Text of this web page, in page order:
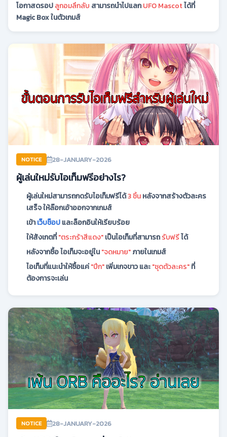
โอกาสดรอปลูกอมลึกลับ สามารถนำไปแลกUFO Mascotได้ที่
Magic Box ในตัวเกมส์
NOTICE 28-JANUARY-2026
ผู้เล่นใหม่รับไอเท็มฟรีอย่างไร?
ผู้เล่นใหม่สามารถกดรับไอเท็มฟรีได้3 ชิ้นหลังจากสร้างตัวละคร
เสร็จ ให้ล๊อกเอ้าออกจากเกมส์
เข้าเว็บช็อปและล็อกอินให้เรียบร้อย
ให้สังเกตที่"ตระกร้าสีแดง"เป็นไอเท็มที่สามารถรับฟรีได้
หลังจากซื้อ ไอเท็มจะอยู่ใน"จดหมาย"ภายในเกมส์
ไอเท็มที่แนะนำให้ซื้อแค่"ปีก"เพิ่มเกจขาว และ"ชุดตัวละคร"ที่
ต้องการจะเล่น
NOTICE 28-JANUARY-2026